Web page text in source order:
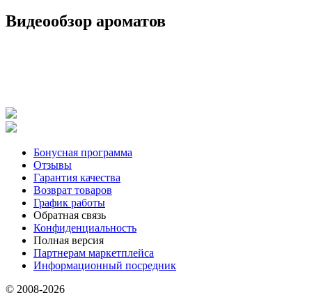
Видеообзор ароматов
Бонусная программа
Отзывы
Гарантия качества
Возврат товаров
График работы
Обратная связь
Конфиденциальность
Полная версия
Партнерам маркетплейса
Информационный посредник
© 2008-2026